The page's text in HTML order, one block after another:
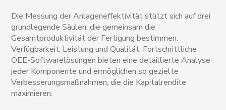
Die Messung der Anlageneffektivität stützt sich auf drei
grundlegende Säulen, die gemeinsam die
Gesamtproduktivität der Fertigung bestimmen:
Verfügbarkeit, Leistung und Qualität. Fortschrittliche
OEE-Softwarelösungen bieten eine detaillierte Analyse
jeder Komponente und ermöglichen so gezielte
Verbesserungsmaßnahmen, die die Kapitalrendite
maximieren.